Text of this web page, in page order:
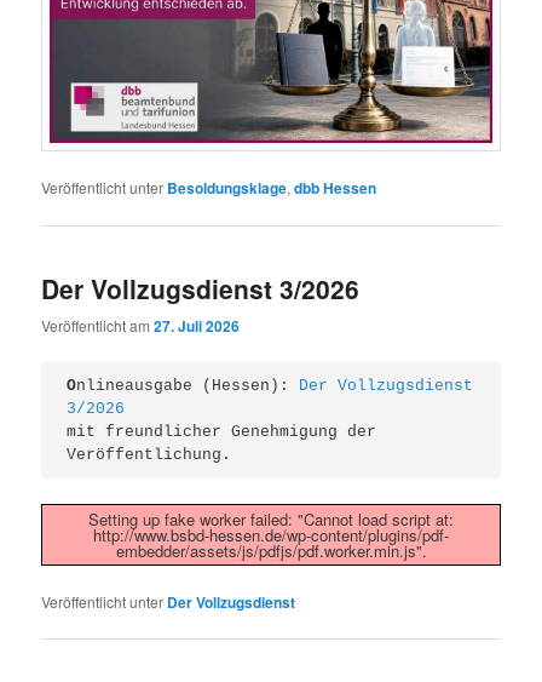
Veröffentlicht unter Besoldungsklage,dbb Hessen
Der Vollzugsdienst 3/2026
Veröffentlicht am27. Juli 2026
Onlineausgabe (Hessen):
Der Vollzugsdienst
3/2026
mit freundlicher Genehmigung der
Veröffentlichung.
Setting up fake worker failed: "Cannot load script at:
http://www.bsbd-hessen.de/wp-content/plugins/pdf-
embedder/assets/js/pdfjs/pdf.worker.min.js".
Veröffentlicht unter Der Vollzugsdienst